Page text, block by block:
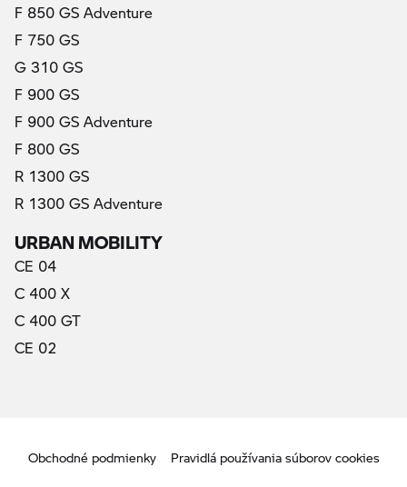
F 850 GS Adventure
F 750 GS
G 310 GS
F 900 GS
F 900 GS Adventure
F 800 GS
R 1300 GS
R 1300 GS Adventure
URBAN MOBILITY
CE 04
C 400 X
C 400 GT
CE 02
Obchodné podmienky
Pravidlá používania súborov cookies